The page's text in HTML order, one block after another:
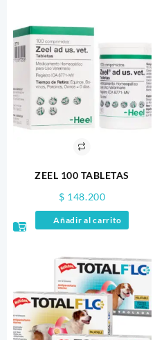
ZEEL 100 TABLETAS
$ 148.200
Añadir al carrito